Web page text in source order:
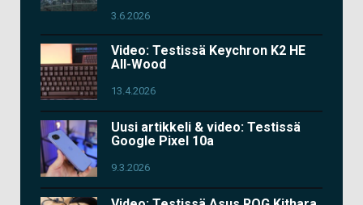
3.6.2026
Video: Testissä Keychron K2 HE
All-Wood
13.4.2026
Uusi artikkeli & video: Testissä
Google Pixel 10a
9.3.2026